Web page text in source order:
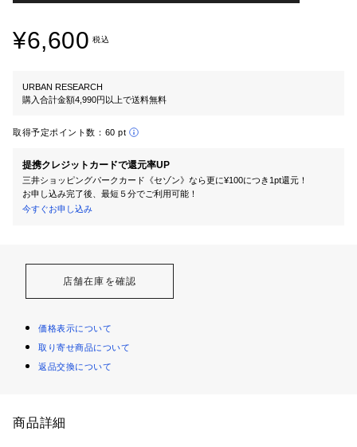
¥6,600 税込
URBAN RESEARCH
購入合計金額4,990円以上で送料無料
取得予定ポイント数： 60 pt
提携クレジットカードで還元率UP
三井ショッピングパークカード《セゾン》なら更に¥100につき1pt還元！
お申し込み完了後、最短５分でご利用可能！
今すぐお申し込み
店舗在庫を確認
価格表示について
取り寄せ商品について
返品交換について
商品詳細